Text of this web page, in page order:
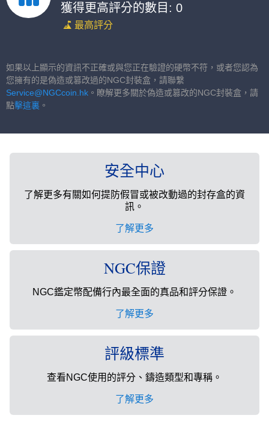
獲得更高評分的數目: 0
最高評分
如果以上顯示的資訊不正確或與您正在驗證的硬幣不符，或者您認為
您擁有的是偽造或篡改過的NGC封裝盒，請聯繫
Service@NGCcoin.hk 。瞭解更多關於偽造或篡改的NGC封裝盒，請
點擊這裏 。
安全中心
了解更多有關如何提防假冒或被改動過的封存盒的資
訊。
了解更多
NGC保證
NGC鑑定幣配備行內最全面的真品和評分保證。
了解更多
評級標準
查看NGC使用的評分、鑄造類型和專稱。
了解更多